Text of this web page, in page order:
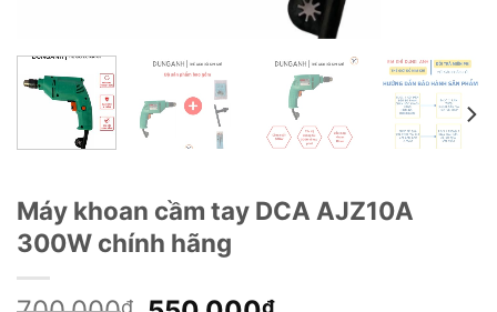
Máy khoan cầm tay DCA AJZ10A
300W chính hãng
₫ ₫